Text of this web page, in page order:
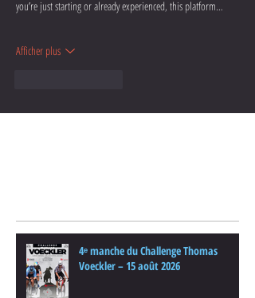
you’re just starting or already experienced, this platform…
Afficher plus
4ᵉ manche du Challenge Thomas
Voeckler – 15 août 2026